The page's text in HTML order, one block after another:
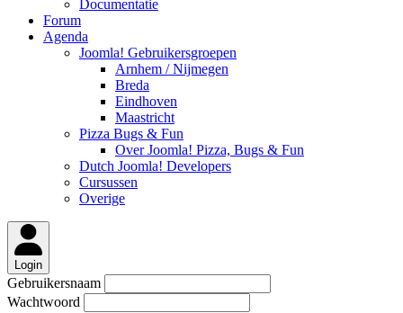
Documentatie
Forum
Agenda
Joomla! Gebruikersgroepen
Arnhem / Nijmegen
Breda
Eindhoven
Maastricht
Pizza Bugs & Fun
Over Joomla! Pizza, Bugs & Fun
Dutch Joomla! Developers
Cursussen
Overige
Login
Gebruikersnaam
Wachtwoord